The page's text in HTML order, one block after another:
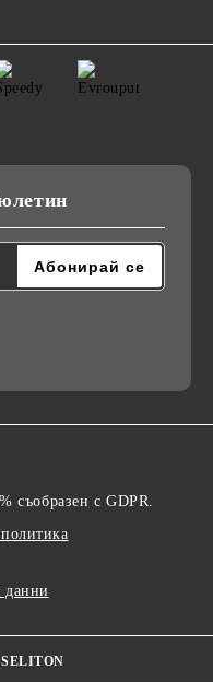
съобразен с GDPR.